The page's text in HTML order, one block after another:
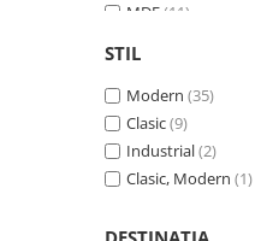
MDF (11)
Otel
Ceramica (4)
Marmura
STIL
Modern (35)
Clasic(9)
Industrial(2)
Clasic, Modern (1)